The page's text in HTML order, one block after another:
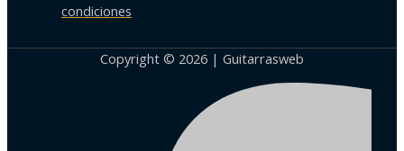
condiciones
Copyright © 2026 | Guitarrasweb